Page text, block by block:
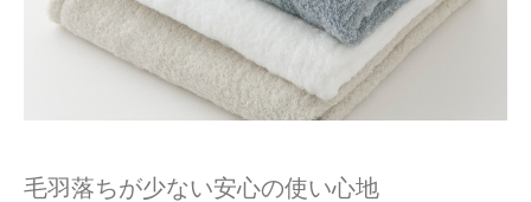
毛羽落ちが少ない安心の使い心地